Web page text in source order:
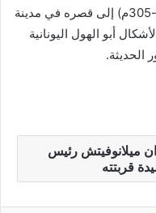
التي جلبها الإمبراطور دقلديانوس (284-305م) إلى قصره في مدينة
أبو الهول اليونانية
الحديثة.
ميلانوفيتش رئيس
قربتته